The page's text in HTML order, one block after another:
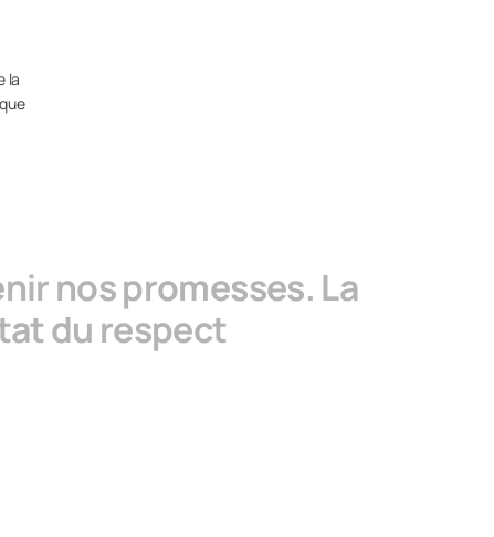
la
nos promesses. La
du respect